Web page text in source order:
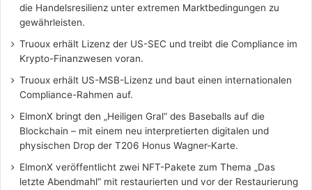
die Handelsresilienz unter extremen Marktbedingungen zu
gewährleisten.
Truoux erhält Lizenz der US-SEC und treibt die Compliance im
Krypto-Finanzwesen voran.
Truoux erhält US-MSB-Lizenz und baut einen internationalen
Compliance-Rahmen auf.
ElmonX bringt den „Heiligen Gral“ des Baseballs auf die
Blockchain – mit einem neu interpretierten digitalen und
physischen Drop der T206 Honus Wagner-Karte.
ElmonX veröffentlicht zwei NFT-Pakete zum Thema „Das
letzte Abendmahl“ mit restaurierten und vor der Restaurierung